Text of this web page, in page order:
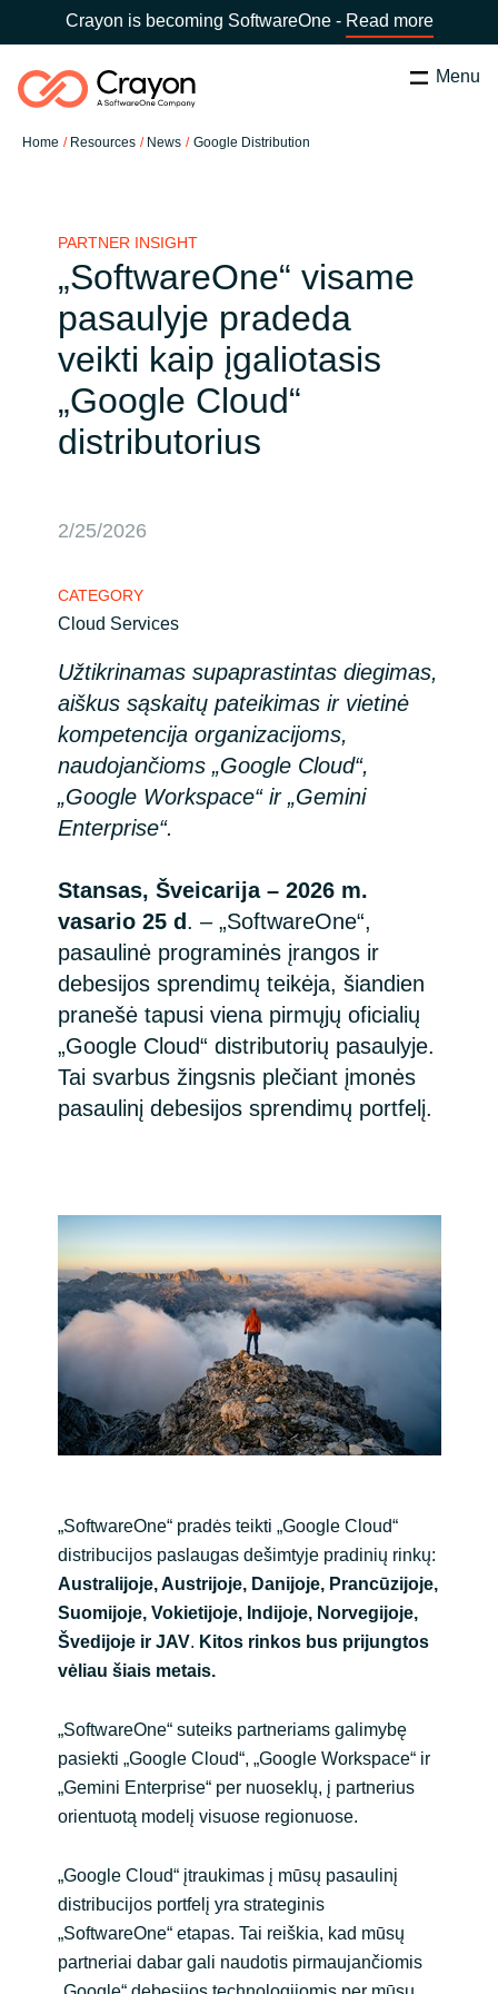
Crayon is becoming SoftwareOne - Read more
Menu
Home Resources News Google Distribution
Global site
Africa
Australia
Estonia
Finland
Hungary
Iceland
India
Indonesia
Latvia
Lithuania
Malaysia
Middle East
Norway
Oman
Portugal
Qatar
Romania
Serbia
Search Close
Software Partners
Resources
Channel partner
Career
PARTNER INSIGHT
„SoftwareOne“ visame
pasaulyje pradeda
veikti kaip įgaliotasis
„Google Cloud“
distributorius
2/25/2026
CATEGORY
Cloud Services
Užtikrinamas supaprastintas diegimas,
aiškus sąskaitų pateikimas ir vietinė
kompetencija organizacijoms,
naudojančioms „Google Cloud“,
„Google Workspace“ ir „Gemini
Enterprise“.
Stansas, Šveicarija – 2026 m.
vasario 25 d. – „SoftwareOne“,
pasaulinė programinės įrangos ir
debesijos sprendimų teikėja, šiandien
pranešė tapusi viena pirmųjų oficialių
„Google Cloud“ distributorių pasaulyje.
Tai svarbus žingsnis plečiant įmonės
pasaulinį debesijos sprendimų portfelį.
„SoftwareOne“ pradės teikti „Google Cloud“
distribucijos paslaugas dešimtyje pradinių rinkų:
Australijoje, Austrijoje, Danijoje, Prancūzijoje,
Suomijoje, Vokietijoje, Indijoje, Norvegijoje,
Švedijoje ir JAV. Kitos rinkos bus prijungtos
vėliau šiais metais.
„SoftwareOne“ suteiks partneriams galimybę
pasiekti „Google Cloud“, „Google Workspace“ ir
„Gemini Enterprise“ per nuoseklų, į partnerius
orientuotą modelį visuose regionuose.
„Google Cloud“ įtraukimas į mūsų pasaulinį
distribucijos portfelį yra strateginis
„SoftwareOne“ etapas. Tai reiškia, kad mūsų
partneriai dabar gali naudotis pirmaujančiomis